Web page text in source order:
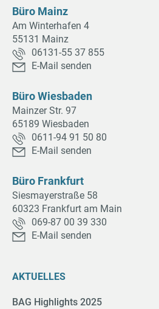
Büro Mainz
Am Winterhafen 4
55131 Mainz
06131-55 37 855
E-Mail senden
Büro Wiesbaden
Mainzer Str. 97
65189 Wiesbaden
0611-94 91 50 80
E-Mail senden
Büro Frankfurt
Siesmayerstraße 58
60323 Frankfurt am Main
069-87 00 39 330
E-Mail senden
AKTUELLES
BAG Highlights 2025